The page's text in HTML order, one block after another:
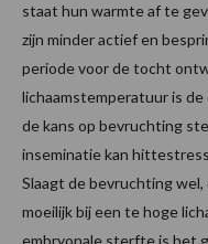
staat hun warmte af te
zijn minder actief en
periode voor de tocht
lichaamstemperatuur is
de kans op bevruchting
inseminatie kan
Slaagt de bevruchting
moeilijk bij een te hoge